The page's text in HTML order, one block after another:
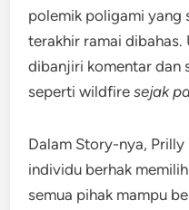
polemik poligami yang
terakhir ramai dibahas.
dibanjiri komentar dan
seperti wildfiresejak
Dalam Story-nya,
individu berhak
semua pihak mampu